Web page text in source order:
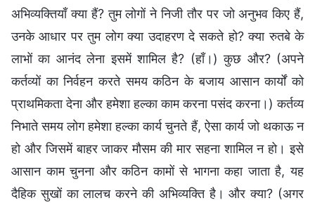
अभिव्यक्तियाँ क्या हैं? तुम लोगों ने निजी तौर पर जो अनुभव किए हैं,
उनके आधार पर तुम लोग क्या उदाहरण दे सकते हो? क्या रुतबे के
लाभों का आनंद लेना इसमें शामिल है? (हाँ।) कुछ और? (अपने
कर्तव्यों का निर्वहन करते समय कठिन के बजाय आसान कार्यों को
प्राथमिकता देना और हमेशा हल्का काम करना पसंद करना।) कर्तव्य
निभाते समय लोग हमेशा हल्का कार्य चुनते हैं, ऐसा कार्य जो थकाऊ न
हो और जिसमें बाहर जाकर मौसम की मार सहना शामिल न हो। इसे
आसान काम चुनना और कठिन कामों से भागना कहा जाता है, यह
दैहिक सुखों का लालच करने की अभिव्यक्ति है। और क्या? (अगर